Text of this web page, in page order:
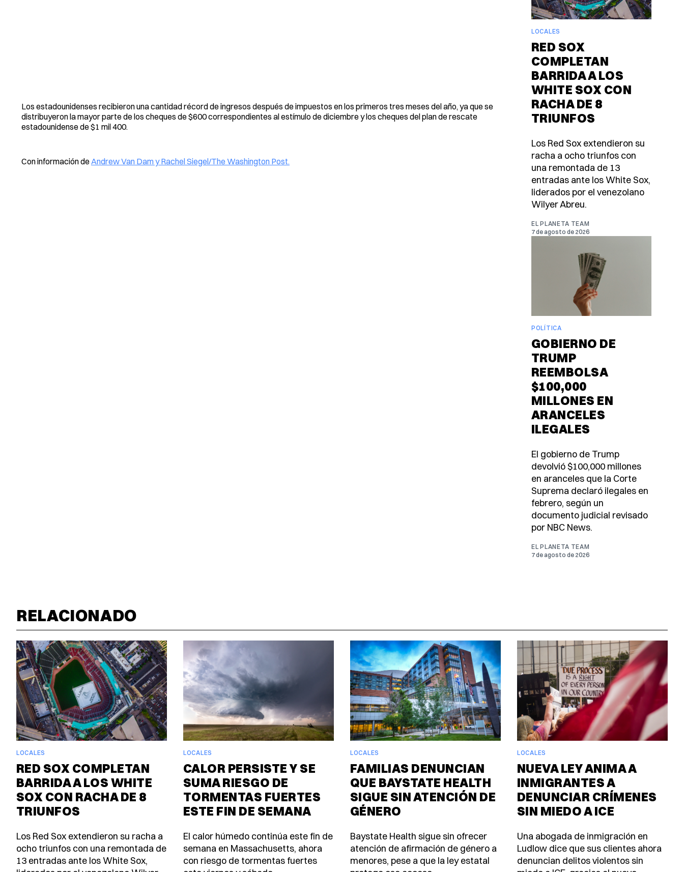
Los estadounidenses recibieron una cantidad récord de ingresos después de impuestos en los primeros tres meses del año, ya que se
distribuyeron la mayor parte de los cheques de $600 correspondientes al estímulo de diciembre y los cheques del plan de rescate
estadounidense de $1 mil 400.
Con información de Andrew Van Dam y Rachel Siegel/The Washington Post.
LOCALES
RED SOX
COMPLETAN
BARRIDA A LOS
WHITE SOX CON
RACHA DE 8
TRIUNFOS
Los Red Sox extendieron su
racha a ocho triunfos con
una remontada de 13
entradas ante los White Sox,
liderados por el venezolano
Wilyer Abreu.
EL PLANETA TEAM
7 de agosto de 2026
POLÍTICA
GOBIERNO DE
TRUMP
REEMBOLSA
$100,000
MILLONES EN
ARANCELES
ILEGALES
El gobierno de Trump
devolvió $100,000 millones
en aranceles que la Corte
Suprema declaró ilegales en
febrero, según un
documento judicial revisado
por NBC News.
EL PLANETA TEAM
7 de agosto de 2026
RELACIONADO
LOCALES
RED SOX COMPLETAN
BARRIDA A LOS WHITE
SOX CON RACHA DE 8
TRIUNFOS
Los Red Sox extendieron su racha a
ocho triunfos con una remontada de
13 entradas ante los White Sox,
LOCALES
CALOR PERSISTE Y SE
SUMA RIESGO DE
TORMENTAS FUERTES
ESTE FIN DE SEMANA
El calor húmedo continúa este fin de
semana en Massachusetts, ahora
con riesgo de tormentas fuertes
LOCALES
FAMILIAS DENUNCIAN
QUE BAYSTATE HEALTH
SIGUE SIN ATENCIÓN DE
GÉNERO
Baystate Health sigue sin ofrecer
atención de afirmación de género a
menores, pese a que la ley estatal
LOCALES
NUEVA LEY ANIMA A
INMIGRANTES A
DENUNCIAR CRÍMENES
SIN MIEDO A ICE
Una abogada de inmigración en
Ludlow dice que sus clientes ahora
denuncian delitos violentos sin